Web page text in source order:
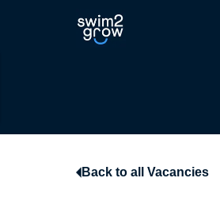
Back to all Vacancies